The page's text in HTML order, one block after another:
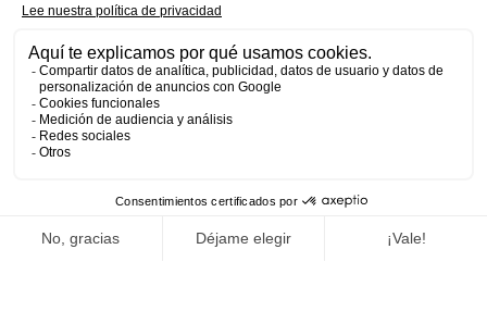
Aviso
MOBIL M 2025